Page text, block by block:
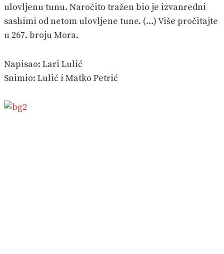
ulovljenu tunu. Naročito tražen bio je izvanredni
sashimi od netom ulovljene tune. (…) Više pročitajte
u 267. broju Mora.
Napisao: Lari Lulić
Snimio: Lulić i Matko Petrić